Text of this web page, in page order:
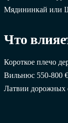
Мядининкай или
Что
Короткое плечо
Вильнюс 550-800
Латвии дорожных